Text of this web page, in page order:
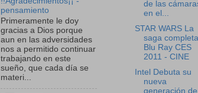
pensamiento
Primeramente le doy
gracias a Dios porque
aun en las adversidades
nos a permitido continuar
trabajando en este
sueño, que cada día se
materi...
de las
en el...
STAR WARS La
saga
Blu Ray CES
2011 - CINE
Intel Debuta su
nueva
generación de